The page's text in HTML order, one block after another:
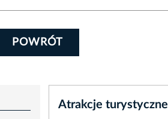
POWRÓT
Atrakcje turystyczne